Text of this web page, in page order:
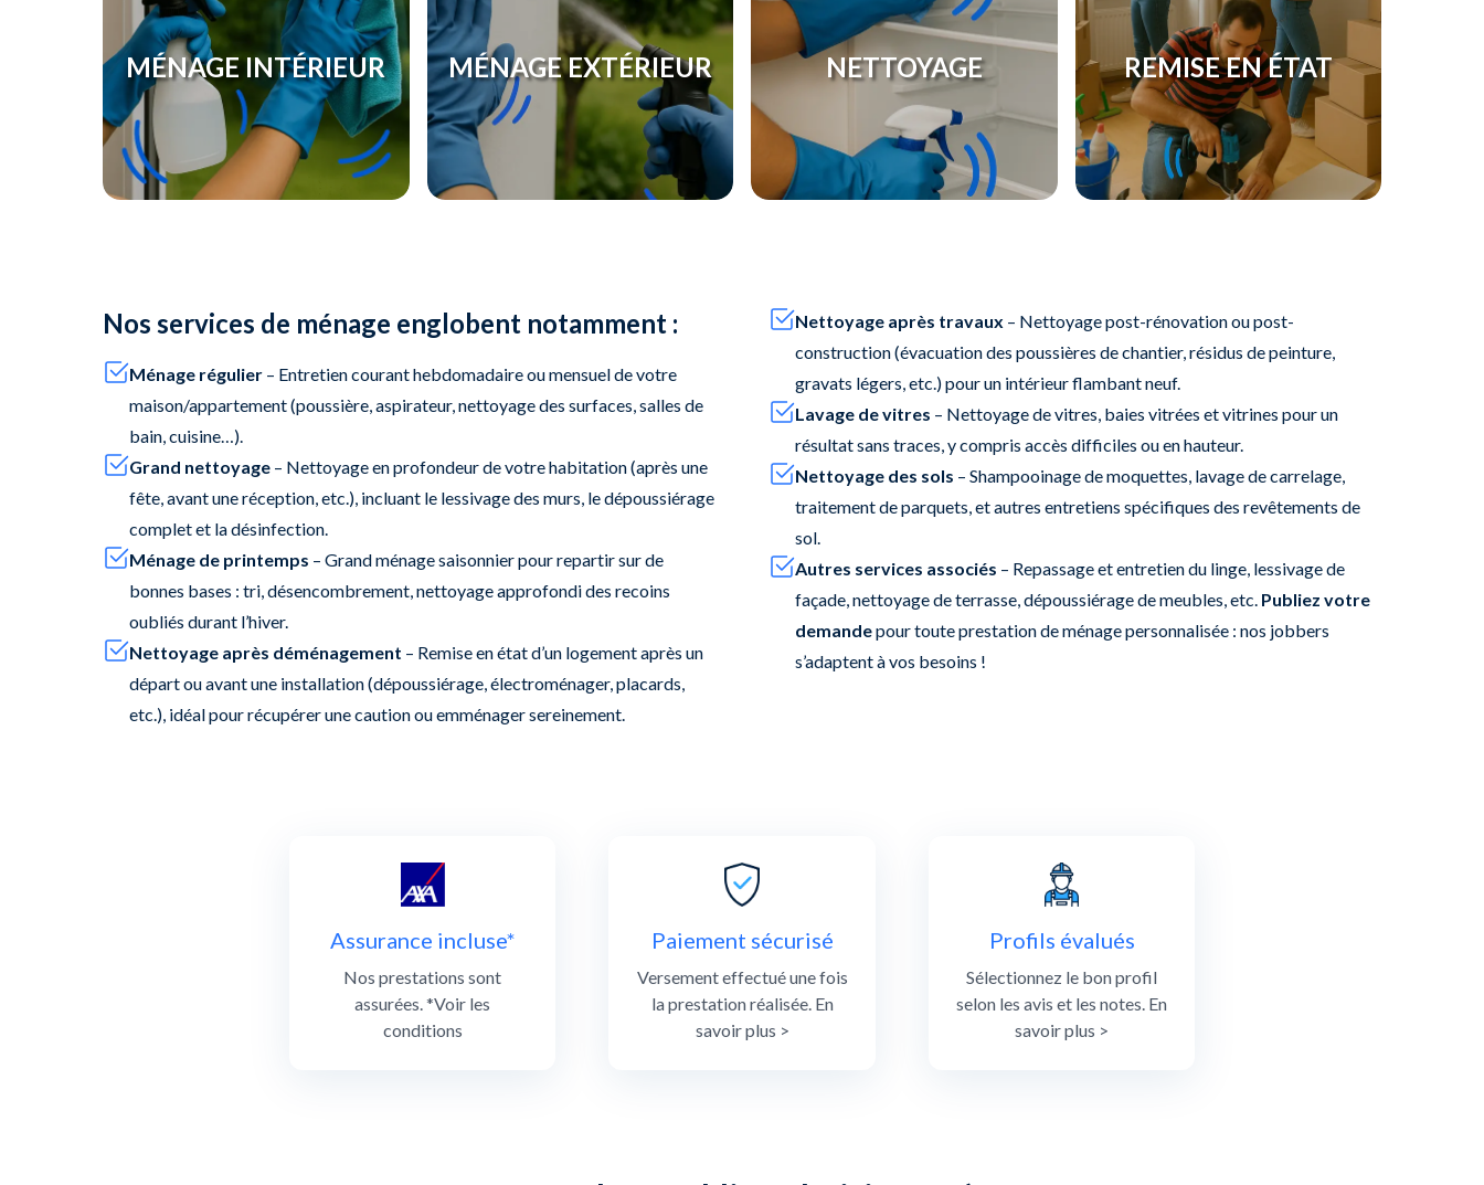
MÉNAGE INTÉRIEUR MÉNAGE EXTÉRIEUR NETTOYAGE REMISE EN ÉTAT
Nos services de ménage englobent notamment :
Ménage régulier – Entretien courant hebdomadaire ou mensuel de votre
maison/appartement (poussière, aspirateur, nettoyage des surfaces, salles de
bain, cuisine…).
Grand nettoyage – Nettoyage en profondeur de votre habitation (après une
fête, avant une réception, etc.), incluant le lessivage des murs, le dépoussiérage
complet et la désinfection.
Ménage de printemps – Grand ménage saisonnier pour repartir sur de
bonnes bases : tri, désencombrement, nettoyage approfondi des recoins
oubliés durant l’hiver.
Nettoyage après déménagement – Remise en état d’un logement après un
départ ou avant une installation (dépoussiérage, électroménager, placards,
etc.), idéal pour récupérer une caution ou emménager sereinement.
Nettoyage après travaux – Nettoyage post-rénovation ou post-
construction (évacuation des poussières de chantier, résidus de peinture,
gravats légers, etc.) pour un intérieur flambant neuf.
Lavage de vitres – Nettoyage de vitres, baies vitrées et vitrines pour un
résultat sans traces, y compris accès difficiles ou en hauteur.
Nettoyage des sols – Shampooinage de moquettes, lavage de carrelage,
traitement de parquets, et autres entretiens spécifiques des revêtements de
sol.
Autres services associés – Repassage et entretien du linge, lessivage de
façade, nettoyage de terrasse, dépoussiérage de meubles, etc. Publiez votre
demandepour toute prestation de ménage personnalisée : nos jobbers
s’adaptent à vos besoins !
Assurance incluse*
Nos prestations sont
assurées. *Voir les
conditions
Paiement sécurisé
Versement effectué une fois
la prestation réalisée. En
savoir plus >
Profils évalués
Sélectionnez le bon profil
selon les avis et les notes. En
savoir plus >